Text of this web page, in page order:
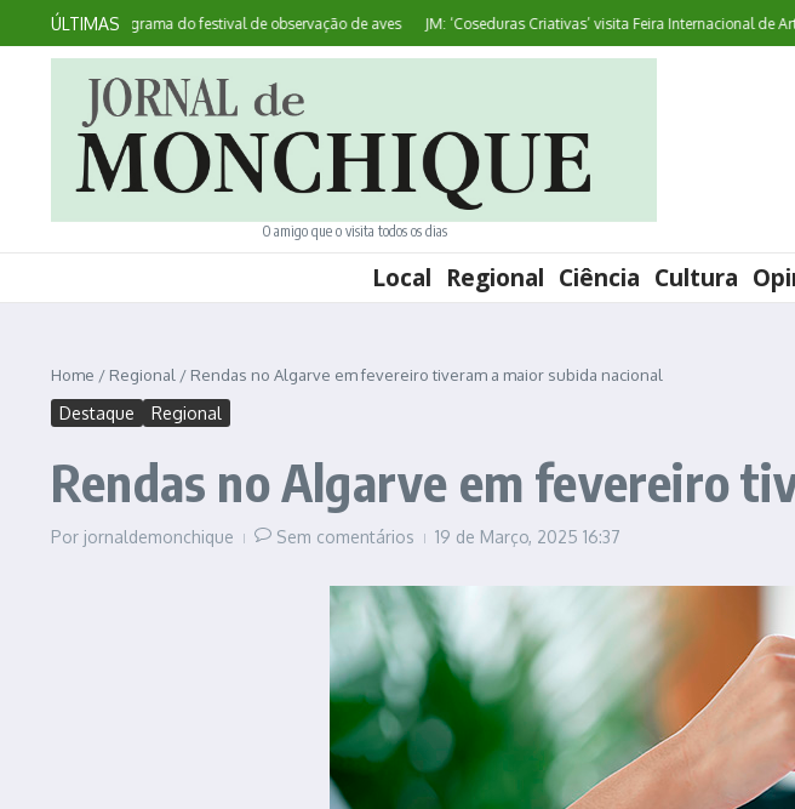
Ir para o conteúdo
ÚLTIMAS
divulga programa do festival de observação de aves JM: ‘Coseduras Criativas’ visita Feira Internacional de
O amigo que o visita todos os dias
Local Regional Ciência Cultura
Home / Regional / Rendas no Algarve em fevereiro tiveram a maior subida nacional
Destaque Regional
Rendas no Algarve em fevereiro
Por jornaldemonchique Sem comentários 19 de Março, 2025 16:37